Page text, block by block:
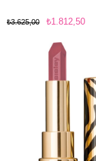
₺1.812,50
₺3.625,00